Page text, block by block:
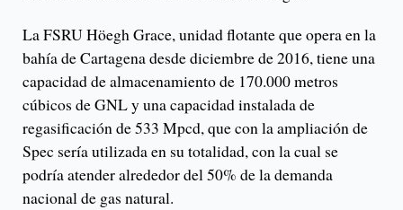
La FSRU Höegh Grace, unidad flotante que opera en la
bahía de Cartagena desde diciembre de 2016, tiene una
capacidad de almacenamiento de 170.000 metros
cúbicos de GNL y una capacidad instalada de
regasificación de 533 Mpcd, que con la ampliación de
Spec sería utilizada en su totalidad, con la cual se
podría atender alrededor del 50% de la demanda
nacional de gas natural.